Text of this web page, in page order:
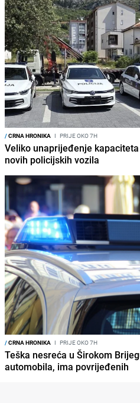
/CRNA HRONIKA I PRIJE OKO 7H
Veliko unaprijeđenje
novih policijskih vozila
/CRNA HRONIKA I PRIJE OKO 7H
Teška nesreća u Širokom
automobila, ima povrijeđenih